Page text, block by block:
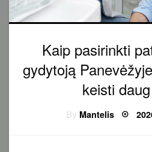
Kaip pasirinkti
gydytoją
keisti
Mantelis
on